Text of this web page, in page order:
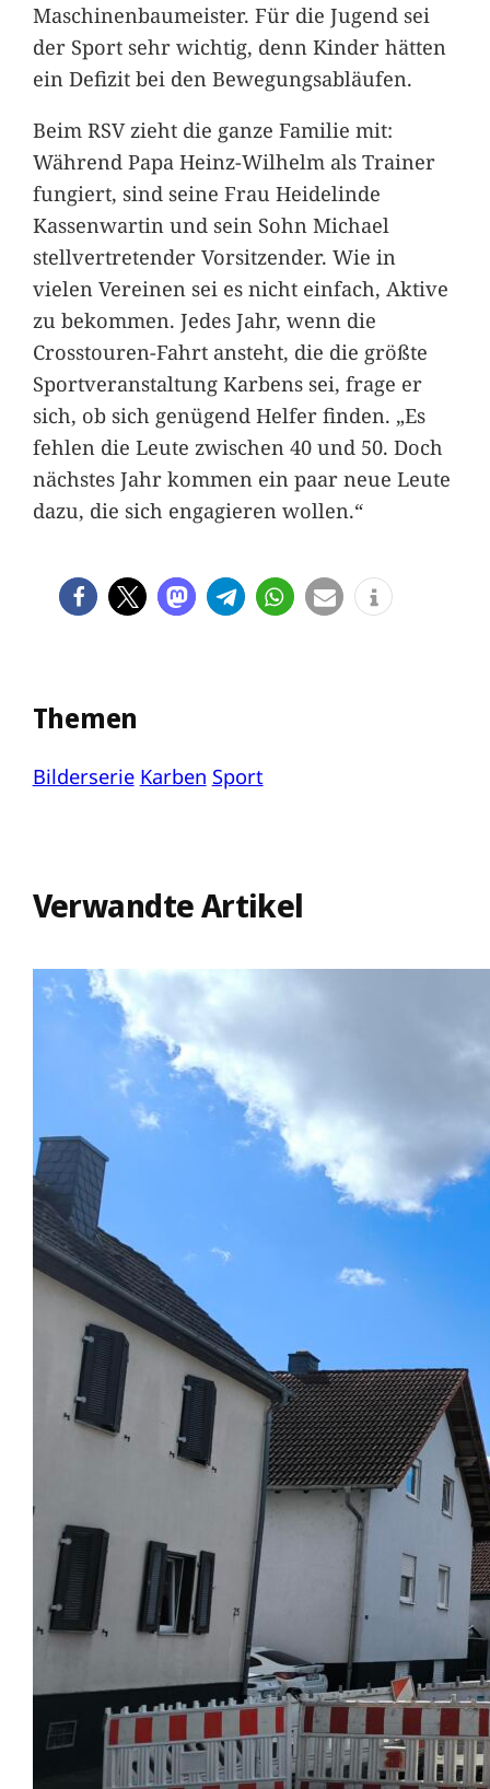
Maschinenbaumeister. Für die Jugend sei
der Sport sehr wichtig, denn Kinder hätten
ein Defizit bei den Bewegungsabläufen.
Beim RSV zieht die ganze Familie mit:
Während Papa Heinz-Wilhelm als Trainer
fungiert, sind seine Frau Heidelinde
Kassenwartin und sein Sohn Michael
stellvertretender Vorsitzender. Wie in
vielen Vereinen sei es nicht einfach, Aktive
zu bekommen. Jedes Jahr, wenn die
Crosstouren-Fahrt ansteht, die die größte
Sportveranstaltung Karbens sei, frage er
sich, ob sich genügend Helfer finden. „Es
fehlen die Leute zwischen 40 und 50. Doch
nächstes Jahr kommen ein paar neue Leute
dazu, die sich engagieren wollen.“
Themen
Bilderserie Karben Sport
Verwandte Artikel